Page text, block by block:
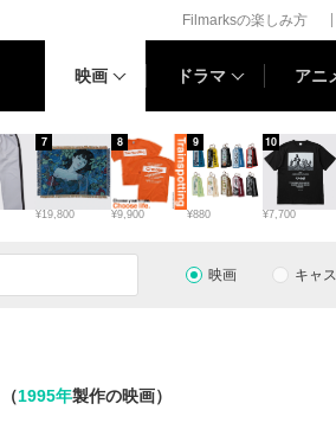
Filmarksの楽しみ方
映画 ドラマ アニ
¥19,800
7
¥9,900
8
¥880
9
¥7,700
10
映画 キャ
（1995年製作の映画）